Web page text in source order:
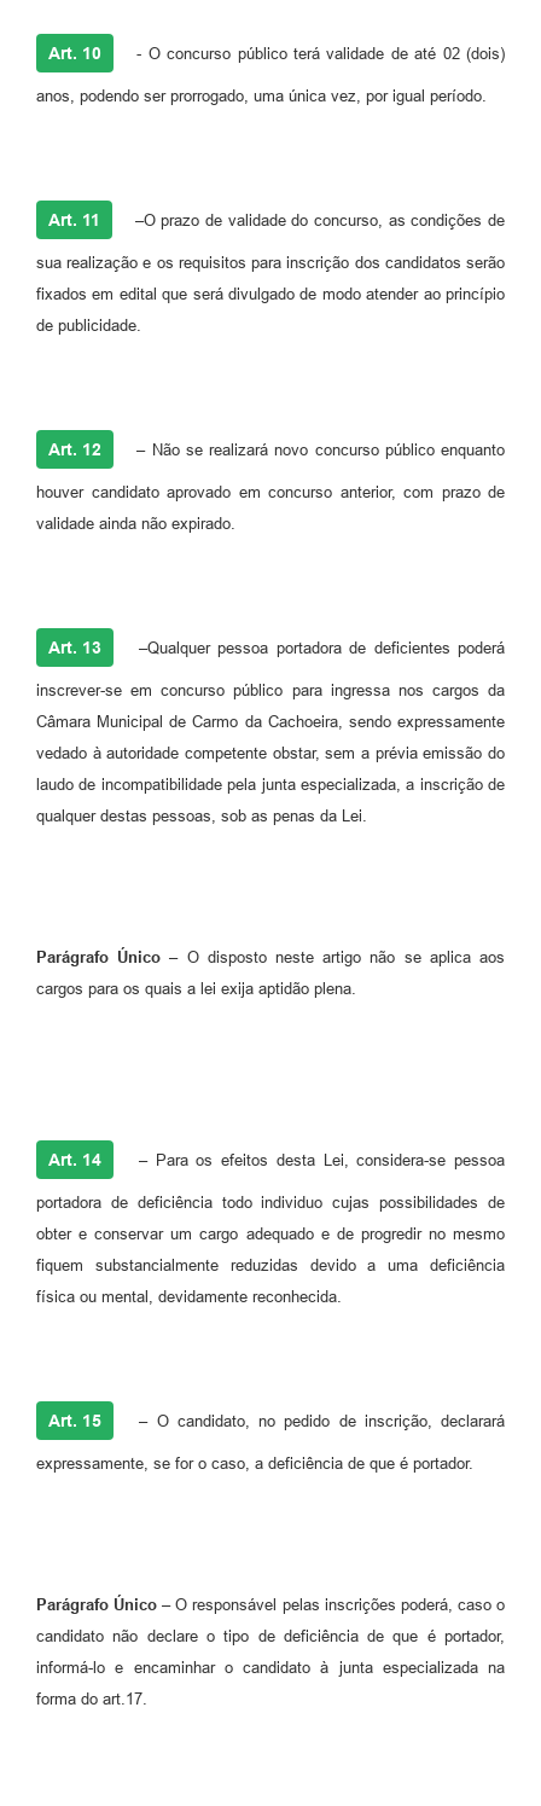
Art. 10 - O concurso público terá validade de até 02 (dois)
anos, podendo ser prorrogado, uma única vez, por igual período.
Art. 11 –O prazo de validade do concurso, as condições de
sua realização e os requisitos para inscrição dos candidatos serão
fixados em edital que será divulgado de modo atender ao princípio
de publicidade.
Art. 12 – Não se realizará novo concurso público enquanto
houver candidato aprovado em concurso anterior, com prazo de
validade ainda não expirado.
Art. 13 –Qualquer pessoa portadora de deficientes poderá
inscrever-se em concurso público para ingressa nos cargos da
Câmara Municipal de Carmo da Cachoeira, sendo expressamente
vedado à autoridade competente obstar, sem a prévia emissão do
laudo de incompatibilidade pela junta especializada, a inscrição de
qualquer destas pessoas, sob as penas da Lei.
Parágrafo Único – O disposto neste artigo não se aplica aos
cargos para os quais a lei exija aptidão plena.
Art. 14 – Para os efeitos desta Lei, considera-se pessoa
portadora de deficiência todo individuo cujas possibilidades de
obter e conservar um cargo adequado e de progredir no mesmo
fiquem substancialmente reduzidas devido a uma deficiência
física ou mental, devidamente reconhecida.
Art. 15 – O candidato, no pedido de inscrição, declarará
expressamente, se for o caso, a deficiência de que é portador.
Parágrafo Único – O responsável pelas inscrições poderá, caso o
candidato não declare o tipo de deficiência de que é portador,
informá-lo e encaminhar o candidato à junta especializada na
forma do art.17.